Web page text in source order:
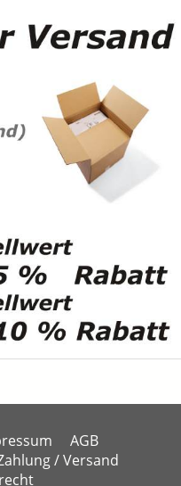
AGB
/ Versand